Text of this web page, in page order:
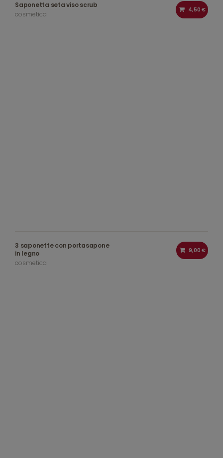
Saponetta seta viso scrub
cosmetica
4,50 €
3 saponette con portasapone
in legno
cosmetica
9,00 €